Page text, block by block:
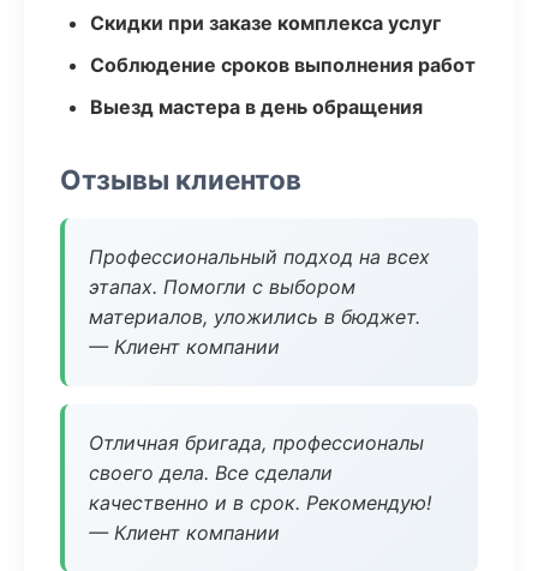
Скидки при заказе комплекса услуг
Соблюдение сроков выполнения работ
Выезд мастера в день обращения
Отзывы клиентов
Профессиональный подход на всех
этапах. Помогли с выбором
материалов, уложились в бюджет.
— Клиент компании
Отличная бригада, профессионалы
своего дела. Все сделали
качественно и в срок. Рекомендую!
— Клиент компании